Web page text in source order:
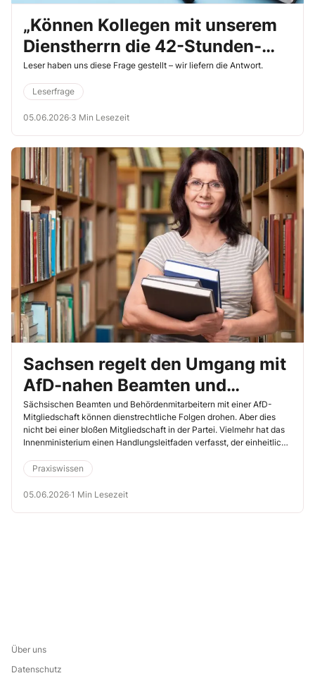
„Können Kollegen mit unserem
Dienstherrn die 42-Stunden-
Woche vereinbaren?“
Leser haben uns diese Frage gestellt – wir liefern die Antwort.
Leserfrage
05.06.2026·3 Min Lesezeit
Sachsen regelt den Umgang mit
AfD-nahen Beamten und
Behördenmitarbeitern
Sächsischen Beamten und Behördenmitarbeitern mit einer AfD-
Mitgliedschaft können dienstrechtliche Folgen drohen. Aber dies
nicht bei einer bloßen Mitgliedschaft in der Partei. Vielmehr hat das
Innenministerium einen Handlungsleitfaden verfasst, der einheitliche
Pflicht zur Verfassungstreue gibt.
Praxiswissen
05.06.2026·1 Min Lesezeit
Über uns
Datenschutz